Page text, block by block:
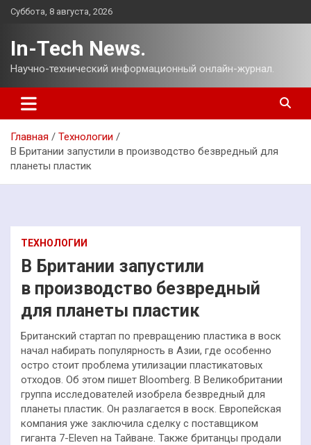
Перейти
Суббота, 8 августа, 2026
In-Tech News.
Научно-технический информационный онлайн-журнал.
Главная
Технологии
В Британии запустили в производство безвредный для
планеты пластик
ТЕХНОЛОГИИ
В Британии запустили
в производство безвредный
для планеты пластик
Британский стартап по превращению пластика в воск
начал набирать популярность в Азии, где особенно
остро стоит проблема утилизации пластикатовых
отходов. Об этом пишет Bloomberg. В Великобритании
группа исследователей изобрела безвредный для
планеты пластик. Он разлагается в воск. Европейская
компания уже заключила сделку с поставщиком
гиганта 7-Eleven на Тайване. Также британцы продали